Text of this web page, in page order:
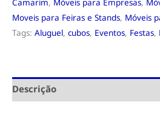
Moveis para Feiras e Stands, Móveis
Tags: Aluguel, cubos, Eventos, Festas,
Descrição